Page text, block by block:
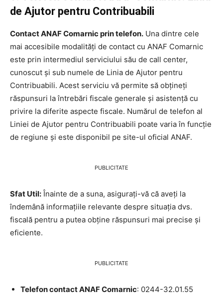
de Ajutor pentru Contribuabili
Contact ANAF Comarnic prin telefon. Una dintre cele
mai accesibile modalități de contact cu ANAF Comarnic
este prin intermediul serviciului său de call center,
cunoscut și sub numele de Linia de Ajutor pentru
Contribuabili. Acest serviciu vă permite să obțineți
răspunsuri la întrebări fiscale generale și asistență cu
privire la diferite aspecte fiscale. Numărul de telefon al
Liniei de Ajutor pentru Contribuabili poate varia în funcție
de regiune și este disponibil pe site-ul oficial ANAF.
PUBLICITATE
Sfat Util: Înainte de a suna, asigurați-vă că aveți la
îndemână informațiile relevante despre situația dvs.
fiscală pentru a putea obține răspunsuri mai precise și
eficiente.
PUBLICITATE
Telefon contact ANAF Comarnic: 0244-32.01.55